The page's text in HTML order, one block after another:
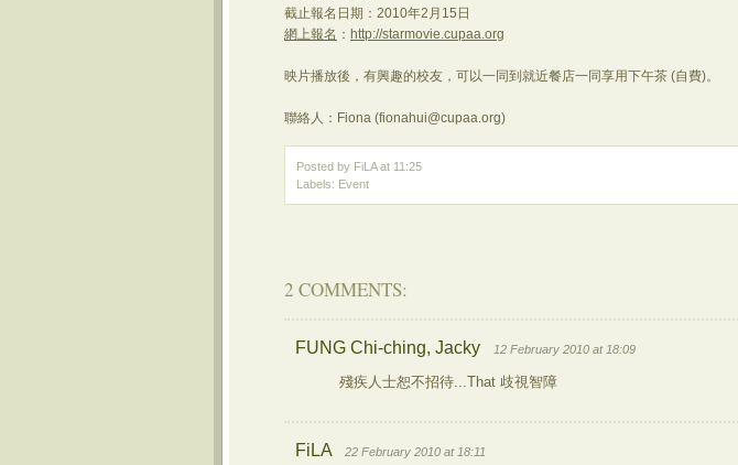
截止報名日期：2010年2月15日
網上報名 ： http://starmovie.cupaa.org
映片播放後，有興趣的校友，可以一同到就近餐店一同享用下午茶 (自費)。
聯絡人：Fiona (fionahui@cupaa.org)
Posted by FiLAat 11:25
Labels: Event
2 COMMENTS:
FUNG Chi-ching, Jacky 12 February 2010 at 18:09
殘疾人士恕不招待...That 歧視智障
FiLA 22 February 2010 at 18:11